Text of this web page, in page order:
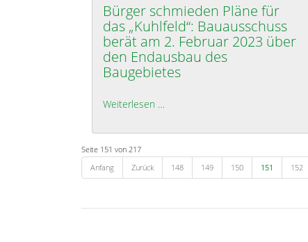
Bürger schmieden Pläne für
das „Kuhlfeld“: Bauausschuss
berät am 2. Februar 2023 über
den Endausbau des
Baugebietes
Weiterlesen …
Seite 151 von 217
Anfang
Zurück 148 149 150 151 152